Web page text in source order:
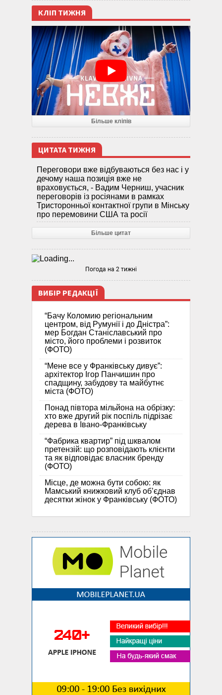
КЛІП ТИЖНЯ
Більше кліпів
ЦИТАТА ТИЖНЯ
Переговори вже відбуваються без нас і у
дечому наша позиція вже не
враховується, - Вадим Черниш, учасник
переговорів із росіянами в рамках
Тристоронньої контактної групи в Мінську
про перемовини США та росії
Більше цитат
Погода на 2 тижні
ВИБІР РЕДАКЦІЇ
“Бачу Коломию регіональним
центром, від Румунії і до Дністра”:
мер Богдан Станіславський про
місто, його проблеми і розвиток
(ФОТО)
“Мене все у Франківську дивує”:
архітектор Ігор Панчишин про
спадщину, забудову та майбутнє
міста (ФОТО)
Понад півтора мільйона на обрізку:
хто вже другий рік поспіль підрізає
дерева в Івано-Франківську
“Фабрика квартир” під шквалом
претензій: що розповідають клієнти
та як відповідає власник бренду
(ФОТО)
Місце, де можна бути собою: як
Мамський книжковий клуб об’єднав
десятки жінок у Франківську (ФОТО)